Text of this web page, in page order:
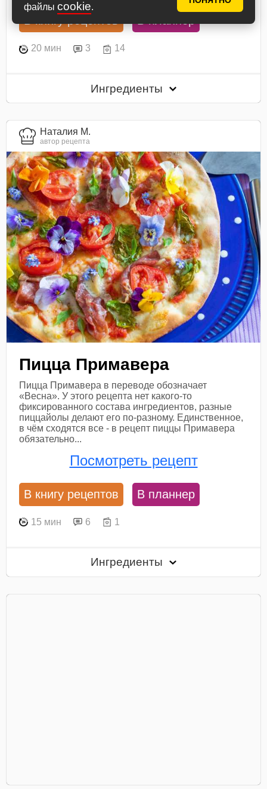
файлы cookie.
20 мин 3 14
Ингредиенты
Наталия М.
автор рецепта
Пицца Примавера
Пицца Примавера в переводе обозначает
«Весна». У этого рецепта нет какого-то
фиксированного состава ингредиентов, разные
пиццайолы делают его по-разному. Единственное,
в чём сходятся все - в рецепт пиццы Примавера
обязательно...
Посмотреть рецепт
В книгу рецептов В планнер
15 мин 6 1
Ингредиенты